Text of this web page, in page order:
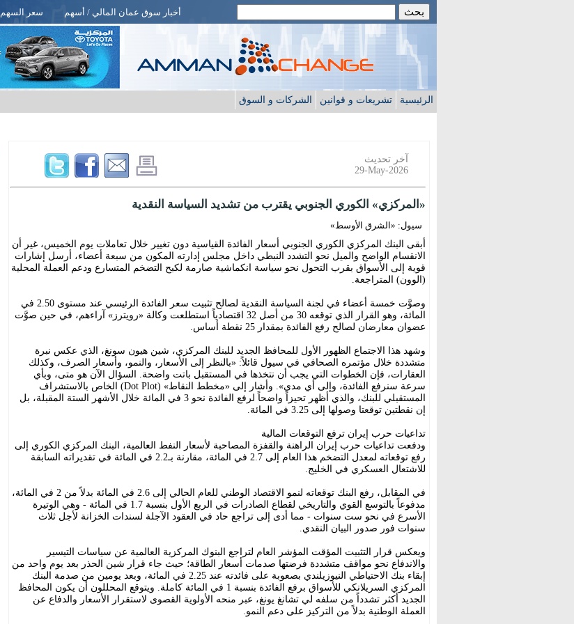
أخبار سوق عمان المالي / أسهم سعر السهم
الرئيسية تشريعات و قوانين الشركات و السوق
آخر تحديث
29-May-2026
«المركزي» الكوري الجنوبي يقترب من تشديد السياسة النقدية
سيول: «الشرق الأوسط»
أبقى البنك المركزي الكوري الجنوبي أسعار الفائدة القياسية دون تغيير خلال تعاملات يوم الخميس، غير أن
الانقسام الواضح والميل نحو التشدد النبطي داخل مجلس إدارته المكون من سبعة أعضاء، أرسل إشارات
قوية إلى الأسواق بقرب التحول نحو سياسة انكماشية صارمة لكبح التضخم المتسارع ودعم العملة المحلية
(الوون) المتراجعة.
وصوَّت خمسة أعضاء في لجنة السياسة النقدية لصالح تثبيت سعر الفائدة الرئيسي عند مستوى 2.50 في
المائة، وهو القرار الذي توقعه 30 من أصل 32 اقتصادياً استطلعت وكالة «رويترز» آراءهم، في حين صوَّت
عضوان معارضان لصالح رفع الفائدة بمقدار 25 نقطة أساس.
وشهد هذا الاجتماع الظهور الأول للمحافظ الجديد للبنك المركزي، شين هيون سونغ، الذي عكس نبرة
متشددة خلال مؤتمره الصحافي في سيول قائلاً: «بالنظر إلى الأسعار، والنمو، وأسعار الصرف، وكذلك
العقارات، فإن الخطوات التي يجب أن نتخذها في المستقبل باتت واضحة. السؤال الآن هو متى، وبأي
سرعة سنرفع الفائدة، وإلى أي مدى». وأشار إلى «مخطط النقاط» (Dot Plot) الخاص بالاستشراف
المستقبلي للبنك، والذي أظهر تحيزاً واضحاً لرفع الفائدة نحو 3 في المائة خلال الأشهر الستة المقبلة، بل
إن نقطتين توقعتا وصولها إلى 3.25 في المائة.
تداعيات حرب إيران ترفع التوقعات المالية
ودفعت تداعيات حرب إيران الراهنة والقفزة المصاحبة لأسعار النفط العالمية، البنك المركزي الكوري إلى
رفع توقعاته لمعدل التضخم هذا العام إلى 2.7 في المائة، مقارنة بـ2.2 في المائة في تقديراته السابقة
للاشتعال العسكري في الخليج.
في المقابل، رفع البنك توقعاته لنمو الاقتصاد الوطني للعام الحالي إلى 2.6 في المائة بدلاً من 2 في المائة،
مدفوعاً بالتوسع القوي والتاريخي لقطاع الصادرات في الربع الأول بنسبة 1.7 في المائة - وهي الوتيرة
الأسرع في نحو ست سنوات - مما أدى إلى تراجع حاد في العقود الآجلة لسندات الخزانة لأجل ثلاث
سنوات فور صدور البيان النقدي.
ويعكس قرار التثبيت المؤقت المؤشر العام لتراجع البنوك المركزية العالمية عن سياسات التيسير
والاندفاع نحو مواقف متشددة فرضتها صدمات أسعار الطاقة؛ حيث جاء قرار شين الحذر بعد يوم واحد من
إبقاء بنك الاحتياطي النيوزيلندي بصعوبة على فائدته عند 2.25 في المائة، وبعد يومين من صدمة البنك
المركزي السريلانكي للأسواق برفع الفائدة بنسبة 1 في المائة كاملة. ويتوقع المحللون أن يكون المحافظ
الجديد أكثر تشدداً من سلفه لي تشانغ يونغ، عبر منحه الأولوية القصوى لاستقرار الأسعار والدفاع عن
العملة الوطنية بدلاً من التركيز على دعم النمو.